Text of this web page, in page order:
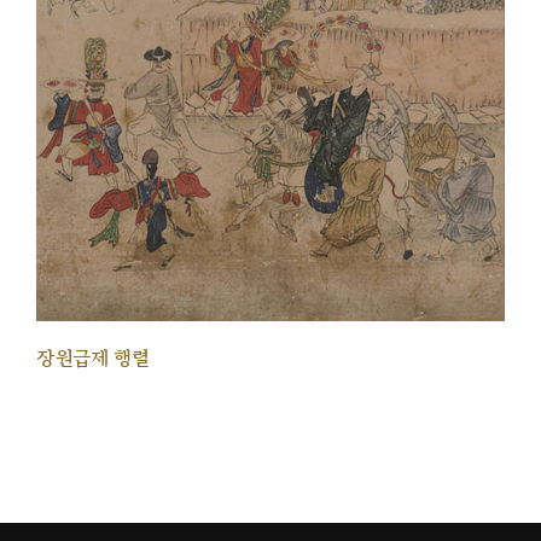
장원급제 행렬